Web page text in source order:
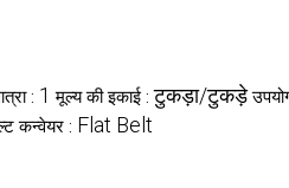
: 1 मूल्य की इकाई :टुकड़ा/टुकड़े
कन्वेयर : Flat Belt